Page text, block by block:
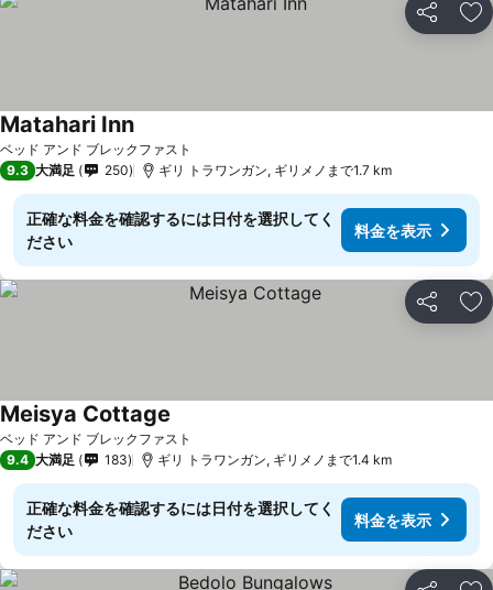
シェア お
ベッド アンド ブレックファスト
Matahari Inn料金を表示
9.3 大満足 250 ギリ トラワンガン, ギリメノまで1.7 km
正確な料金を確認するには日付を選択してく
ださい
料金を表示
シェア お
ベッド アンド ブレックファスト
Meisya Cottage
9.4 大満足 183 ギリ トラワンガン, ギリメノまで1.4 km
正確な料金を確認するには日付を選択してく
ださい
料金を表示